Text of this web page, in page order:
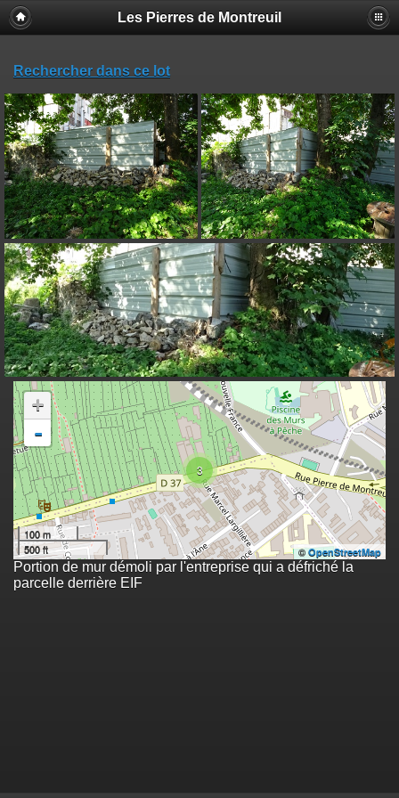
Les Pierres de Montreuil
Rechercher dans ce lot
3
+
-
100 m
500 ft
©OpenStreetMap
Portion de mur démoli par l'entreprise qui a défriché la
parcelle derrière EIF